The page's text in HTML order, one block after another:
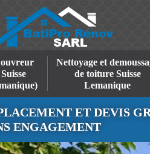
Suisse
Nettoyage et
de toiture Suisse
Lemanique
ET DEVIS
ENGAGEMENT